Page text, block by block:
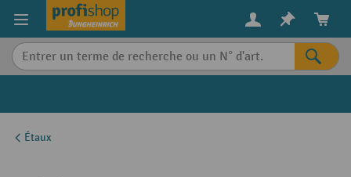
content
Étaux